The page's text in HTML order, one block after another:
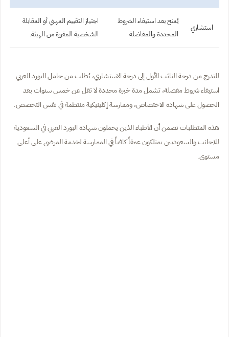
استشاري
يُمنح بعد استيفاء الشروط
المحددة والمفاضلة
اجتياز التقييم المهني أو المقابلة
الشخصية المقررة من الهيئة.
للتدرج من درجة النائب الأول إلى درجة الاستشاري، يُطلب من حامل البورد العربي
استيفاء شروط مفصلة، تشمل مدة خبرة محددة لا تقل عن خمس سنوات بعد
الحصول على شهادة الاختصاص، وممارسة إكلينيكية منتظمة في نفس التخصص.
هذه المتطلبات تضمن أن الأطباء الذين يحملون شهادة البورد العربي في السعودية
للاجانب والسعوديين يمتلكون عمقاً كافياً في الممارسة لخدمة المرضى على أعلى
مستوى.